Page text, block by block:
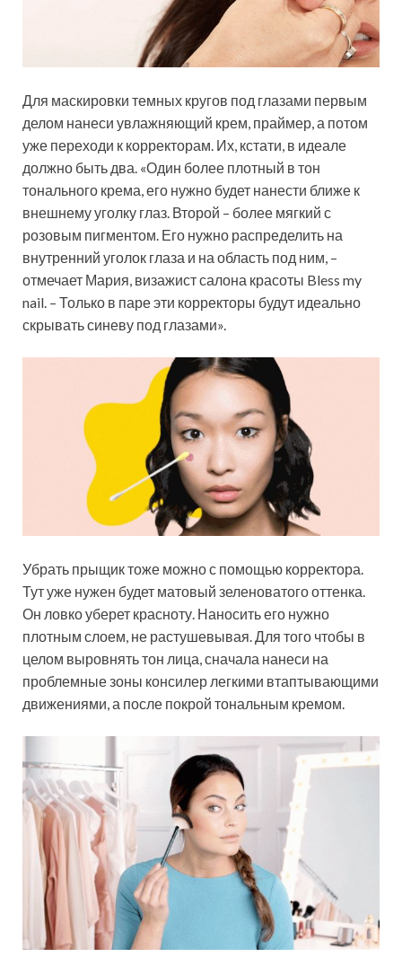
Для маскировки темных кругов под глазами первым
делом нанеси увлажняющий крем, праймер, а потом
уже переходи к корректорам. Их, кстати, в идеале
должно быть два. «Один более плотный в тон
тонального крема, его нужно будет нанести ближе к
внешнему уголку глаз. Второй – более мягкий с
розовым пигментом. Его нужно распределить на
внутренний уголок глаза и на область под ним, –
отмечает Мария, визажист салона красоты Bless my
nail. – Только в паре эти корректоры будут идеально
скрывать синеву под глазами».
Убрать прыщик тоже можно с помощью корректора.
Тут уже нужен будет матовый зеленоватого оттенка.
Он ловко уберет красноту. Наносить его нужно
плотным слоем, не растушевывая. Для того чтобы в
целом выровнять тон лица, сначала нанеси на
проблемные зоны консилер легкими втаптывающими
движениями, а после покрой тональным кремом.